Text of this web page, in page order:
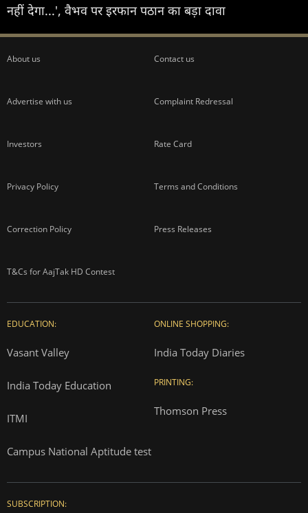
नहीं देगा...', वैभव पर इरफान पठान का बड़ा दावा
About us Contact us
Advertise with us Complaint Redressal
Investors Rate Card
Privacy Policy Terms and Conditions
Correction Policy Press Releases
T&Cs for AajTak HD Contest
EDUCATION:
Vasant Valley
India Today Education
ITMI
Campus National Aptitude test
ONLINE SHOPPING:
India Today Diaries
PRINTING:
Thomson Press
SUBSCRIPTION: